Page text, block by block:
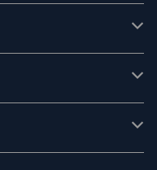
Brewing
ネス
ー
ーターズ